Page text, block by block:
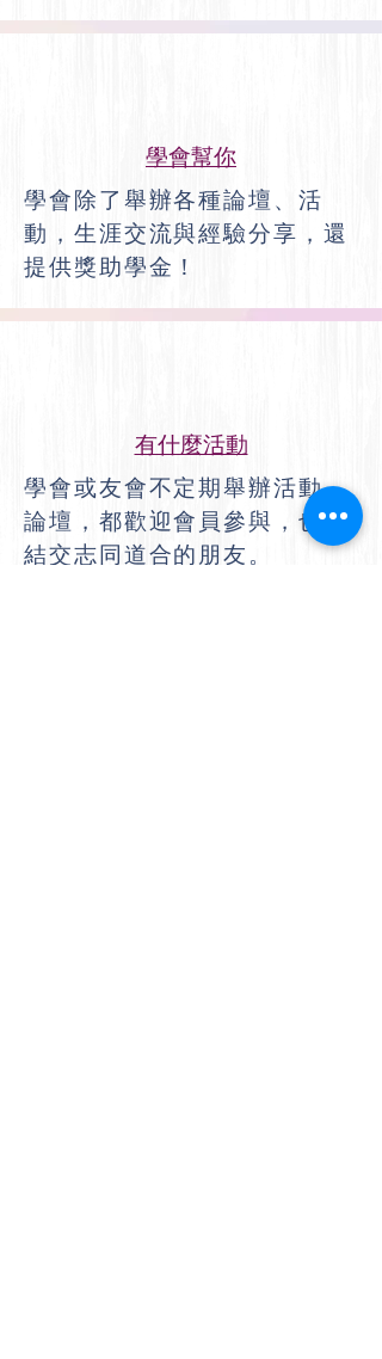
學會幫你
學會除了舉辦各種論壇、活
動，生涯交流與經驗分享，還
提供獎助學金！
有什麼活動
學會或友會不定期舉辦活動、
論壇，都歡迎會員參與，也可
結交志同道合的朋友。